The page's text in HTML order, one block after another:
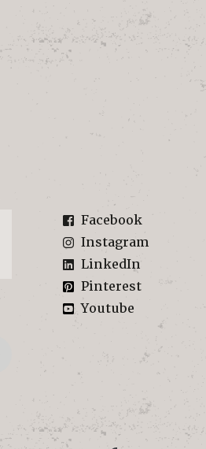
Facebook
Instagram
LinkedIn
Pinterest
Youtube